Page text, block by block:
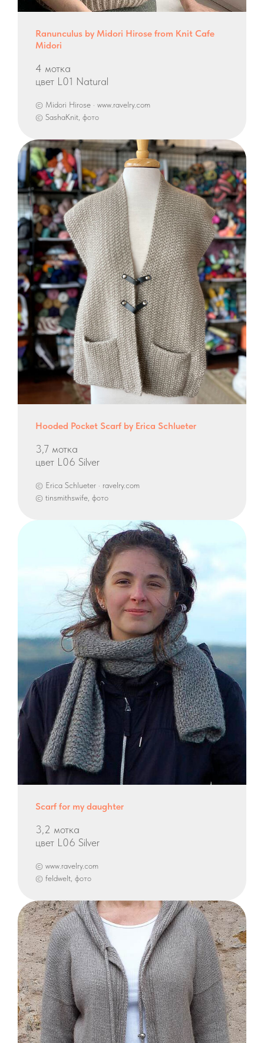
Ranunculus by Midori Hirose from Knit Cafe
Midori
4 мотка
цвет L01 Natural
© Midori Hirose · www.ravelry.com
© SashaKnit, фото
Hooded Pocket Scarf by Erica Schlueter
3,7 мотка
цвет L06 Silver
© Erica Schlueter · ravelry.com
© tinsmithswife, фото
Scarf for my daughter
3,2 мотка
цвет L06 Silver
© www.ravelry.com
© feldwelt, фото